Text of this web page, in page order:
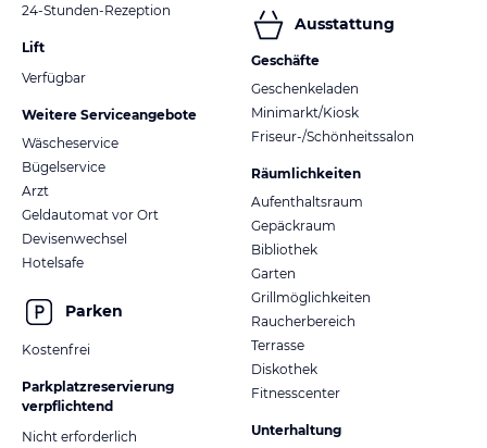
24-Stunden-Rezeption
Lift
Verfügbar
Weitere Serviceangebote
Wäscheservice
Bügelservice
Arzt
Geldautomat vor Ort
Devisenwechsel
Hotelsafe
Parken
Kostenfrei
Parkplatzreservierung
verpflichtend
Nicht erforderlich
Ausstattung
Geschäfte
Geschenkeladen
Minimarkt/Kiosk
Friseur-/Schönheitssalon
Räumlichkeiten
Aufenthaltsraum
Gepäckraum
Bibliothek
Garten
Grillmöglichkeiten
Raucherbereich
Terrasse
Diskothek
Fitnesscenter
Unterhaltung